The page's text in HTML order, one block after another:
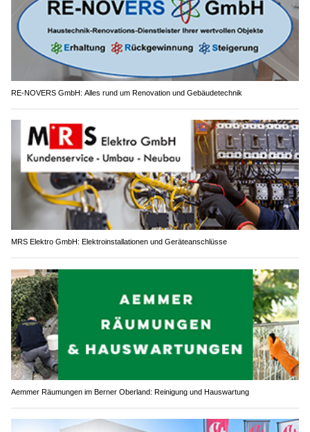
RE-NOVERS GmbH: Alles rund um Renovation und Gebäudetechnik
MRS Elektro GmbH: Elektroinstallationen und Geräteanschlüsse
Aemmer Räumungen im Berner Oberland: Reinigung und Hauswartung